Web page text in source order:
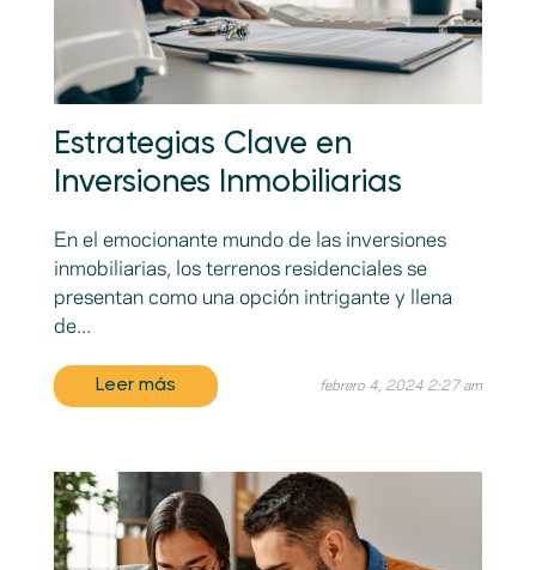
Estrategias Clave en
Inversiones Inmobiliarias
En el emocionante mundo de las inversiones
inmobiliarias, los terrenos residenciales se
presentan como una opción intrigante y llena
de...
Leer más febrero 4, 2024 2:27 am